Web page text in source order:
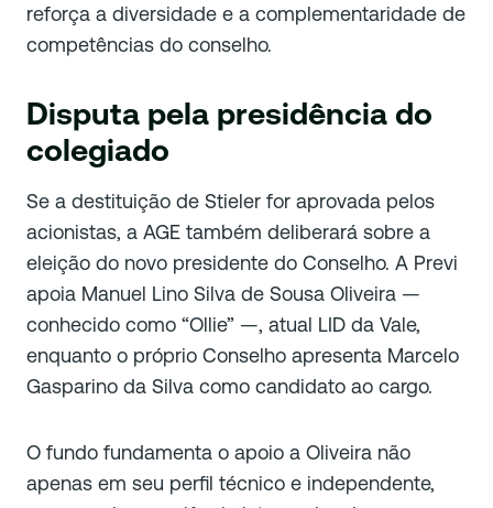
reforça a diversidade e a complementaridade de
competências do conselho.
Disputa pela presidência do
colegiado
Se a destituição de Stieler for aprovada pelos
acionistas, a AGE também deliberará sobre a
eleição do novo presidente do Conselho. A Previ
apoia Manuel Lino Silva de Sousa Oliveira —
conhecido como “Ollie” —, atual LID da Vale,
enquanto o próprio Conselho apresenta Marcelo
Gasparino da Silva como candidato ao cargo.
O fundo fundamenta o apoio a Oliveira não
apenas em seu perfil técnico e independente,